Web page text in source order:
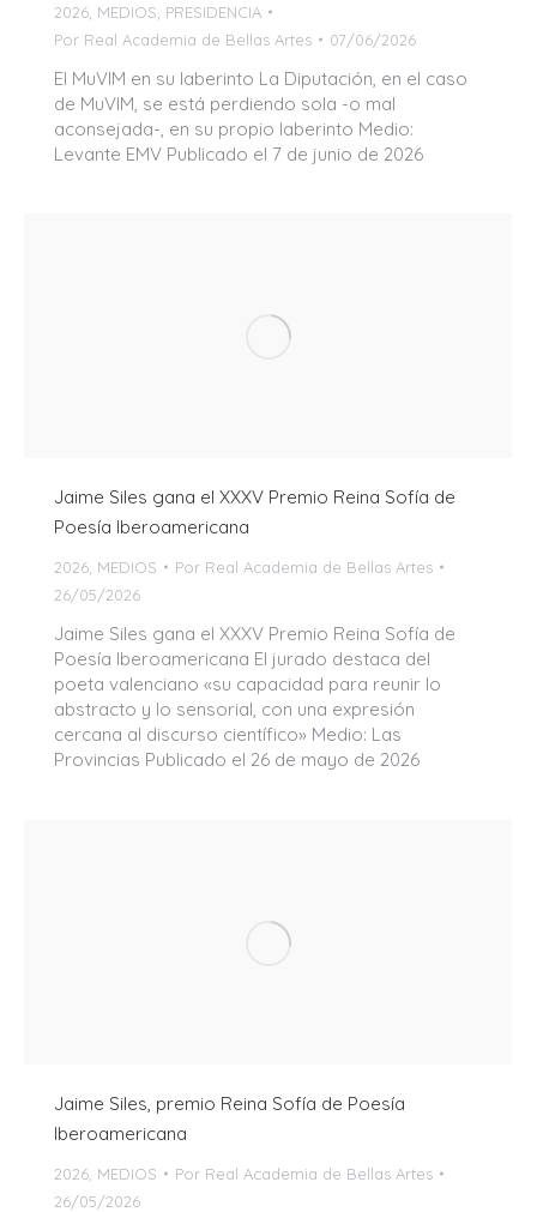
2026 MEDIOS PRESIDENCIA
Por Real Academia de Bellas Artes 07/06/2026
El MuVIM en su laberinto La Diputación, en el caso
de MuVIM, se está perdiendo sola -o mal
aconsejada-, en su propio laberinto Medio:
Levante EMV Publicado el 7 de junio de 2026
Jaime Siles gana el XXXV Premio Reina Sofía de
Poesía Iberoamericana
2026 MEDIOS Por Real Academia de Bellas Artes
26/05/2026
Jaime Siles gana el XXXV Premio Reina Sofía de
Poesía Iberoamericana El jurado destaca del
poeta valenciano «su capacidad para reunir lo
abstracto y lo sensorial, con una expresión
cercana al discurso científico» Medio: Las
Provincias Publicado el 26 de mayo de 2026
Jaime Siles, premio Reina Sofía de Poesía
Iberoamericana
2026 MEDIOS Por Real Academia de Bellas Artes
26/05/2026